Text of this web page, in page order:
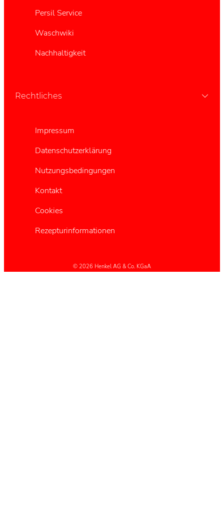
Persil Service
Waschwiki
Nachhaltigkeit
Rechtliches
Impressum
Datenschutzerklärung
Nutzungsbedingungen
Kontakt
Cookies
Rezepturinformationen
© 2026 Henkel AG & Co. KGaA